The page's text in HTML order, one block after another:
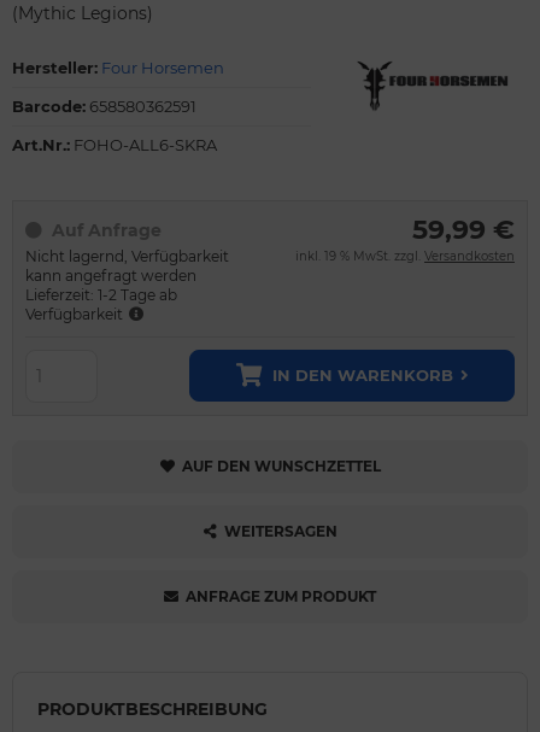
(Mythic Legions)
Hersteller: Four Horsemen
Barcode: 658580362591
Art.Nr.: FOHO-ALL6-SKRA
Auf Anfrage
Nicht lagernd, Verfügbarkeit
kann angefragt werden
Lieferzeit: 1-2 Tage ab
Verfügbarkeit
59,99 €
inkl. 19 % MwSt. zzgl. Versandkosten
IN DEN WARENKORB
AUF DEN WUNSCHZETTEL
WEITERSAGEN
ANFRAGE ZUM PRODUKT
PRODUKTBESCHREIBUNG